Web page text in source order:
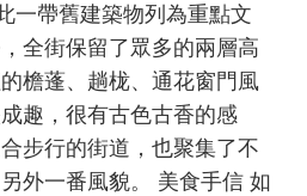
一帶舊建築物列為重點文
全街保留了眾多的兩層高
檐蓬、趟栊、通花窗門風
趣，很有古色古香的感
步行的街道，也聚集了不
外一番風貌。 美食手信 如